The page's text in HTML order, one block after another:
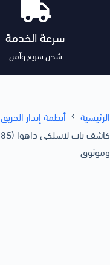
سرعة الخدمة
شحن سريع وآمن
الرئيسية أنظمة إنذار الحريق
وموثوق